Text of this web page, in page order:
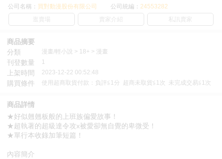
公司名稱： 買對動漫股份有限公司 公司統編： 24553282
逛賣場
賣家介紹 私訊賣家
商品摘要
分類
漫畫/輕小說 > 18+ > 漫畫
刊登數量 1
上架時間 2023-12-22 00:52:48
購買條件 使用超商取貨付款：負評≦1分 超商未取貨≦1次 未完成交易≦1次
商品詳情
★好似翹翹板般的上班族偏愛故事！
★超執著的超級達令攻x被愛卻無自覺的卑微受！
★單行本收錄加筆短篇！
內容簡介